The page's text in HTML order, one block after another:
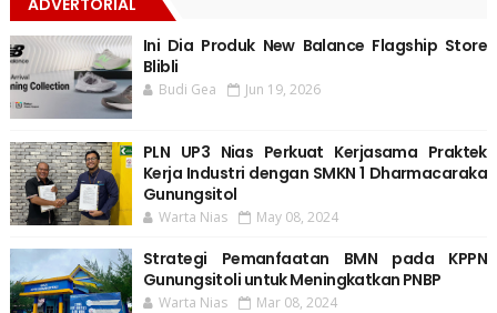
Ini Dia Produk New Balance Flagship Store
Blibli
Budi Gea Jun 19, 2026
PLN UP3 Nias Perkuat Kerjasama Praktek
Kerja Industri dengan SMKN 1 Dharmacaraka
Gunungsitol
Warta Nias May 08, 2024
Strategi Pemanfaatan BMN pada KPPN
Gunungsitoli untuk Meningkatkan PNBP
Warta Nias Mar 08, 2024